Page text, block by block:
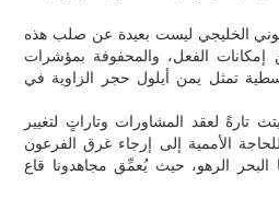
الخليجي ليست بعيدة عن صلب هذه
إمكانات الفعل، والمحفوفة بمؤشرات
تمثل يمن أيلول حجر الزاوية في
تارةً لعقد المشاورات وتاراتٍ لتغيير
الأممية إلى إرجاء غرق الفرعون
الرهو، حيث يُعمِّق مجاهدونا قاع